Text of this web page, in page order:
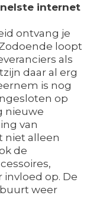
internet
ontvang je
loopt
als
daar al erg
is nog
op
nieuwe
van
niet alleen
de
op. De
weer